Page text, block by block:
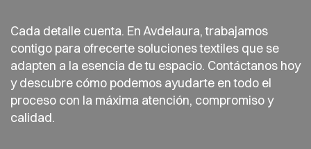
Cada detalle cuenta. En Avdelaura, trabajamos
contigo para ofrecerte soluciones textiles que se
adapten a la esencia de tu espacio. Contáctanos hoy
y descubre cómo podemos ayudarte en todo el
proceso con la máxima atención, compromiso y
calidad.